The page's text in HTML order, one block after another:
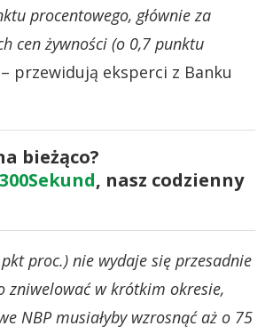
procentowego, głównie za
cen żywności (o 0,7 punktu
– przewidują eksperci z Banku
bieżąco?
300Sekund, nasz codzienny
proc.) nie wydaje się przesadnie
zniwelować w krótkim okresie,
NBP musiałyby wzrosnąć aż o 75